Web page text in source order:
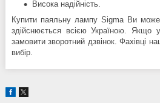
Висока надійність.
Купити паяльну лампу Sigma Ви
здійснюється всією Україною.
замовити зворотний дзвінок. Фахівці
вибір.